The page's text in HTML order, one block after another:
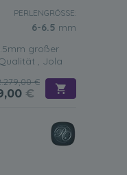
PERLENGRÖSSE:
6-6.5 mm
großer
, Jola
€
€